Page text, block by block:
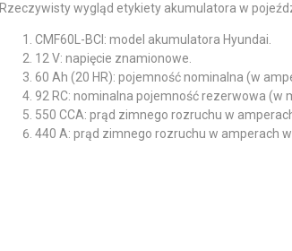
Rzeczywisty wygląd etykiety akumulatora w
CMF60L-BCI: model akumulatora Hyundai.
12 V: napięcie znamionowe.
60 Ah (20 HR): pojemność nominalna (w
92 RC: nominalna pojemność rezerwowa (w
550 CCA: prąd zimnego rozruchu w
440 A: prąd zimnego rozruchu w amperach